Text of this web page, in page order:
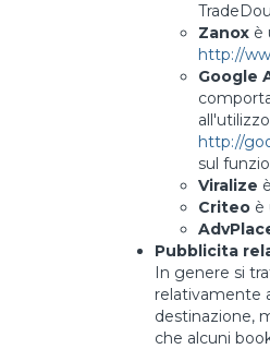
Zanox è
http://
Google
http://
sul
Viralize
Criteo è
Pubblicita
In genere si
relativamente
destinazione,
che alcuni